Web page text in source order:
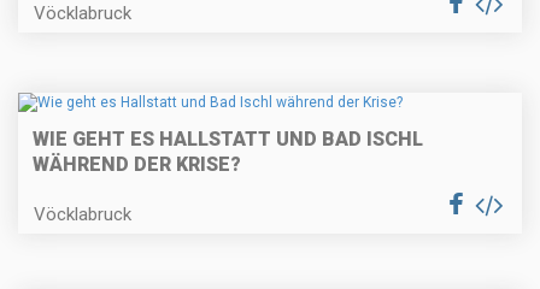
Vöcklabruck
WIE GEHT ES HALLSTATT UND BAD ISCHL
WÄHREND DER KRISE?
Vöcklabruck